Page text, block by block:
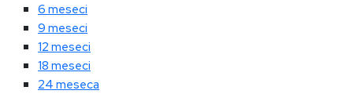
6 meseci
9 meseci
12 meseci
18 meseci
24 meseca